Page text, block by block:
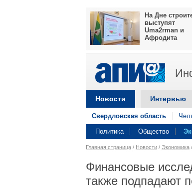
На Дне
выступят
Uma2rman и
Афродита
Новости Интервью
Свердловская область
Политика Общество
Главная страница / Новости / Экономика /
Финансовые
также подпадают